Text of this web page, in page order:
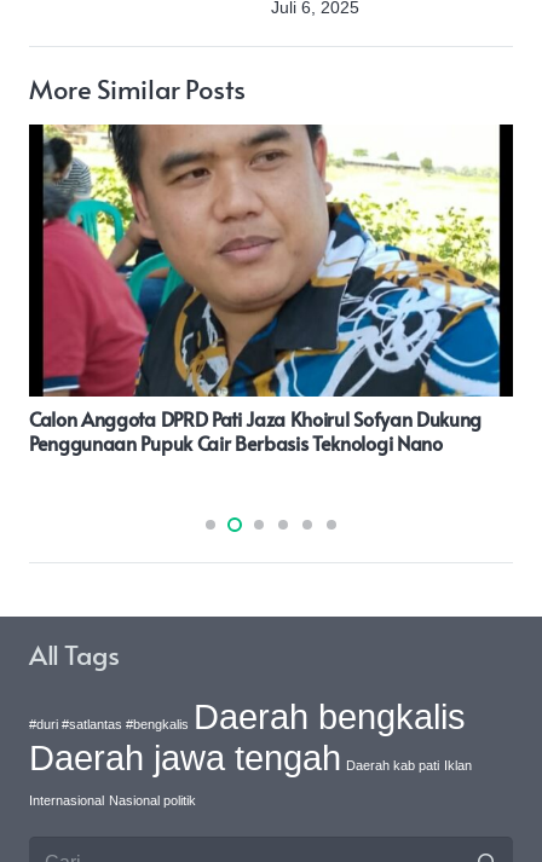
Juli 6, 2025
More Similar Posts
Kapolsek Cibarusah Ajak Warga Perumahan Bagasasi
Tingkatkan Kamtibmas Melalui Silaturahmi Dan Ngopi
All Tags
#duri #satlantas #bengkalis Daerah bengkalis
Daerah jawa tengah Daerah kab pati Iklan
Internasional Nasional politik
Cari